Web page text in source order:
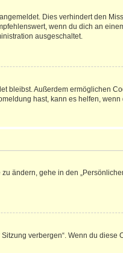
Dies verhindert den
wenn du dich an
ausgeschaltet.
bleibst. Außerdem ermöglichen
hast, kann es helfen,
ändern, gehe in den
verbergen“. Wenn du diese